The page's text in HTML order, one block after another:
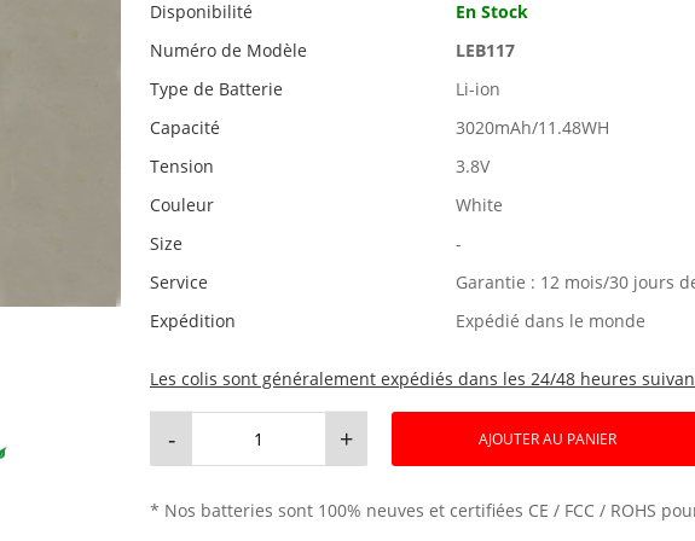
Disponibilité
En Stock
Numéro de Modèle
LEB117
Type de Batterie
Li-ion
Capacité
3020mAh/11.48WH
Tension
3.8V
Couleur
White
Size
-
Service
Garantie : 12 mois/30 jours
Expédition
Expédié dans le monde
Les colis sont généralement expédiés dans les 24/48 heures
- + AJOUTER AU PANIER
* Nos batteries sont 100% neuves et certifiées CE / FCC / ROHS